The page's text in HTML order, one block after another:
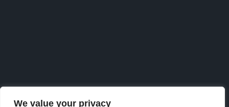
We value your privacy